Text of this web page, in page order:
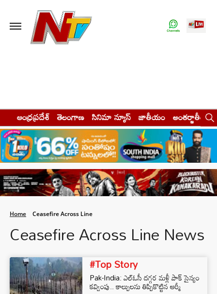
ఆంధ్రప్రదేశ్ తెలంగాణ సినిమా న్యూస్ జాతీయం అంతర్జాతీయం
Home Ceasefire Across Line
Ceasefire Across Line News
#Top Story
Pak-India: ఎల్‌ఓసీ దగ్గర మళ్లీ పాక్ సైన్యం
కవ్వింపు.. కాల్పులను తిప్పికొట్టిన ఆర్మీ